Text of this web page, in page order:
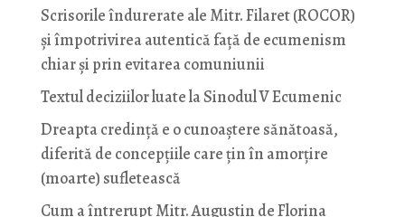
Scrisorile îndurerate ale Mitr. Filaret (ROCOR)
și împotrivirea autentică față de ecumenism
chiar și prin evitarea comuniunii
Textul deciziilor luate la Sinodul V Ecumenic
Dreapta credință e o cunoaștere sănătoasă,
diferită de concepțiile care țin în amorțire
(moarte) sufletească
Cum a întrerupt Mitr. Augustin de Florina